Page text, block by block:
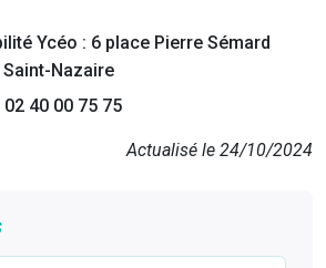
Ycéo : 6 place Pierre Sémard
Nazaire
40 00 75 75
Actualisé le 24/10/2024